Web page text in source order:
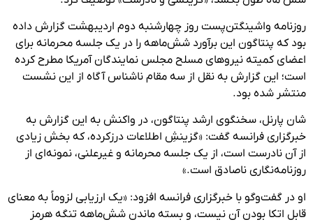
روزنامه واشینگتن‌پست روز چهارشنبه دوم اردیبهشت گزارش داده
بود که پنتاگون این برآورد شش‌ماهه را در یک جلسه محرمانه برای
اعضای کمیته نیروهای مسلح مجلس نمایندگان آمریکا مطرح کرده
است؛ این گزارش به نقل از سه مقام ناشناس آگاه از این نشست
منتشر شده بود.
شان پارنل، سخنگوی ارشد پنتاگون، در واکنش به این گزارش به
خبرگزاری فرانسه گفت: «گزینشِ اطلاعات درزکرده، که بخش زیادی
از آن نادرست است، از یک جلسه محرمانه و غیرعلنی، نمونه‌ای از
روزنامه‌نگاری ناصادق است.»
او در گفت‌و‌گو با خبرگزاری فرانسه افزود: «یک ارزیابی لزوماً به معنای
قابل اتکا بودن آن نیست، و بسته ماندن شش‌ماهه تنگه هرمز